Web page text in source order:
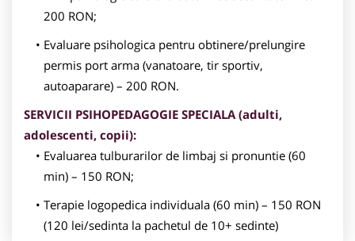
200 RON;
Evaluare psihologica pentru obtinere/prelungire
permis port arma (vanatoare, tir sportiv,
autoaparare) – 200 RON.
SERVICII PSIHOPEDAGOGIE SPECIALA (adulti,
adolescenti, copii):
Evaluarea tulburarilor de limbaj si pronuntie (60
min) – 150 RON;
Terapie logopedica individuala (60 min) – 150 RON
(120 lei/sedinta la pachetul de 10+ sedinte)